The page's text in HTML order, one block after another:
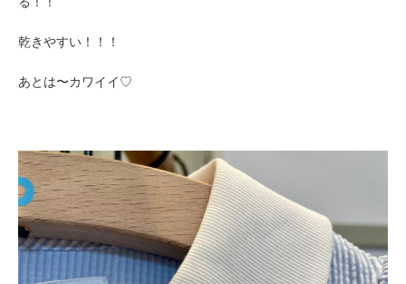
乾きやすい！！！
あとは〜カワイイ♡